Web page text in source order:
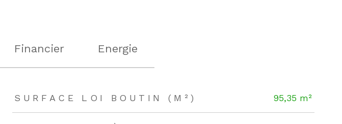
Financier Energie
SURFACE LOI BOUTIN (M²) 95,35 m²